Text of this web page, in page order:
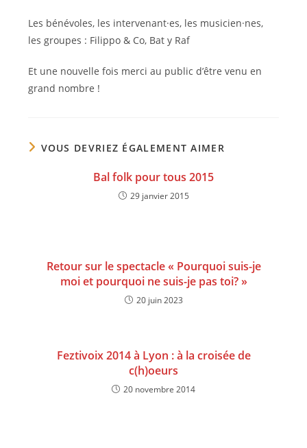
Les bénévoles, les intervenant·es, les musicien·nes,
les groupes : Filippo & Co, Bat y Raf
Et une nouvelle fois merci au public d’être venu en
grand nombre !
VOUS DEVRIEZ ÉGALEMENT AIMER
Bal folk pour tous 2015
29 janvier 2015
Retour sur le spectacle « Pourquoi suis-je
moi et pourquoi ne suis-je pas toi? »
20 juin 2023
Feztivoix 2014 à Lyon : à la croisée de
c(h)oeurs
20 novembre 2014